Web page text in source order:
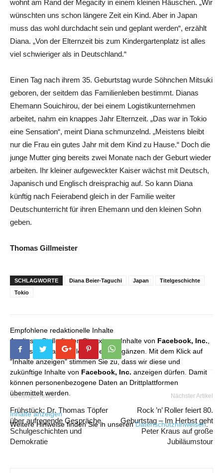
wohnt am Rand der Megacity in einem kleinen Häuschen. „Wir
wünschten uns schon längere Zeit ein Kind. Aber in Japan
muss das wohl durchdacht sein und geplant werden“, erzählt
Diana. „Von der Elternzeit bis zum Kindergartenplatz ist alles
viel schwieriger als in Deutschland.“
Einen Tag nach ihrem 35. Geburtstag wurde Söhnchen Mitsuki
geboren, der seitdem das Familienleben bestimmt. Dianas
Ehemann Souichirou, der bei einem Logistikunternehmen
arbeitet, nahm ein knappes Jahr Elternzeit. „Das war in Tokio
eine Sensation“, meint Diana schmunzelnd. „Meistens bleibt
nur die Frau ein gutes Jahr mit dem Kind zu Hause.“ Doch die
junge Mutter ging bereits zwei Monate nach der Geburt wieder
arbeiten. Ihr kleiner aufgeweckter Kaiser wächst mit Deutsch,
Japanisch und Englisch dreisprachig auf. So kann Diana
künftig nach Feierabend gleich in der Familie weiter
Deutschunterricht für ihren Ehemann und den kleinen Sohn
geben.
Thomas Gillmeister
SCHLAGWORTE Diana Beier-Taguchi Japan
Titelgeschichte
Tokio
Empfohlene redaktionelle Inhalte
An dieser Stelle finden Sie externe Inhalte von Facebook, Inc.,
die unser redaktionelles Angebot ergänzen. Mit dem Klick auf
"Inhalte anzeigen" stimmen Sie zu, dass wir diese und
zukünftige Inhalte von Facebook, Inc. anzeigen dürfen. Damit
können personenbezogene Daten an Drittplattformen
übermittelt werden.
Inhalte anzeigen
Weitere Hinweise finden Sie in unserenDatenschutzhinweisen.
Vorheriger Artikel
Frühstück: Dr. Thomas Töpfer
über aufregende Gespräche,
Schulgeschichten und
Demokratie
Nächster Artikel
Rock ’n’ Roller feiert 80.
Geburtstag – Im Herbst geht
Peter Kraus auf große
Jubiläumstour